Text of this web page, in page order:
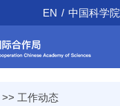
EN / 中国科学院
>> 工作动态